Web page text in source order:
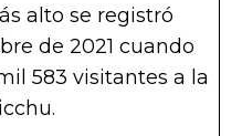
alto se registró
de 2021 cuando
583 visitantes a la